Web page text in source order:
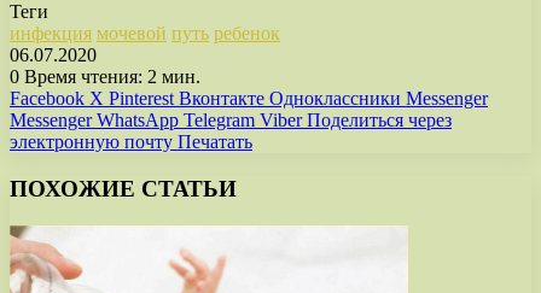
Теги
инфекция мочевой путь ребенок
06.07.2020
0 Время чтения: 2 мин.
Facebook X Pinterest Вконтакте Одноклассники Messenger
Messenger WhatsApp Telegram Viber Поделиться через
электронную почту Печатать
ПОХОЖИЕ СТАТЬИ